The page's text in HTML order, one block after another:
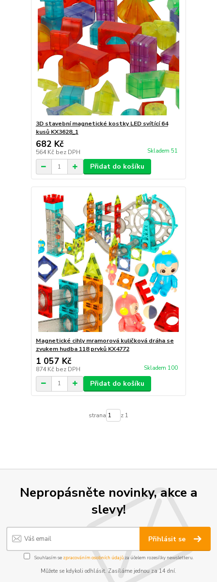
3D stavební magnetické kostky LED svítící 64
kusů KX3628_1
682 Kč
564 Kč bez DPH Skladem 51
Přidat do košíku
Magnetické cihly mramorová kuličková dráha se
zvukem hudba 118 prvků KX4772
1 057 Kč
874 Kč bez DPH Skladem 100
Přidat do košíku
strana z 1
Nepropásněte novinky, akce a
slevy!
Přihlásit se
Souhlasím se zpracováním osobních údajůza účelem rozesílky newsletteru.
Můžete se kdykoli odhlásit. Zasíláme jednou za 14 dní.